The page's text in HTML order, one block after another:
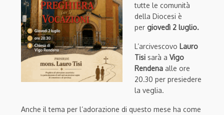
tutte le comunità
della Diocesi è
per giovedì 2 luglio.
L’arcivescovo Lauro
Tisi sarà a Vigo
Rendena alle ore
20.30 per presiedere
la veglia.
Anche il tema per l’adorazione di questo mese ha come